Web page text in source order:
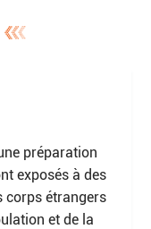
préparation
exposés à des
corps étrangers
et de la